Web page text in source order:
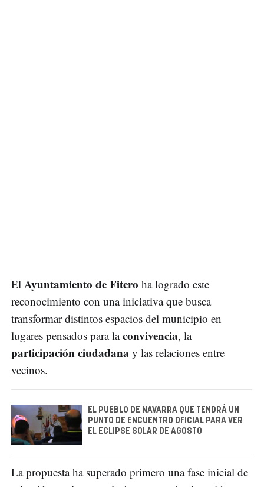
El Ayuntamiento de Fitero ha logrado este
reconocimiento con una iniciativa que busca
transformar distintos espacios del municipio en
lugares pensados para laconvivencia, la
participación ciudadana y las relaciones entre
vecinos.
EL PUEBLO DE NAVARRA QUE TENDRÁ UN
PUNTO DE ENCUENTRO OFICIAL PARA VER
EL ECLIPSE SOLAR DE AGOSTO
La propuesta ha superado primero una fase inicial de